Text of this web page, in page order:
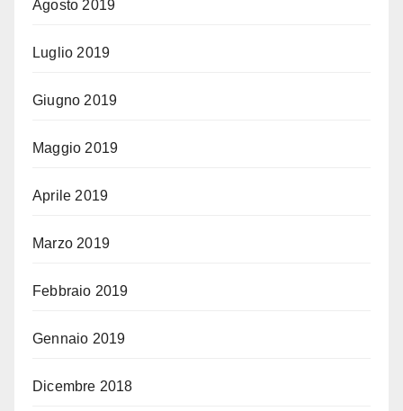
Agosto 2019
Luglio 2019
Giugno 2019
Maggio 2019
Aprile 2019
Marzo 2019
Febbraio 2019
Gennaio 2019
Dicembre 2018